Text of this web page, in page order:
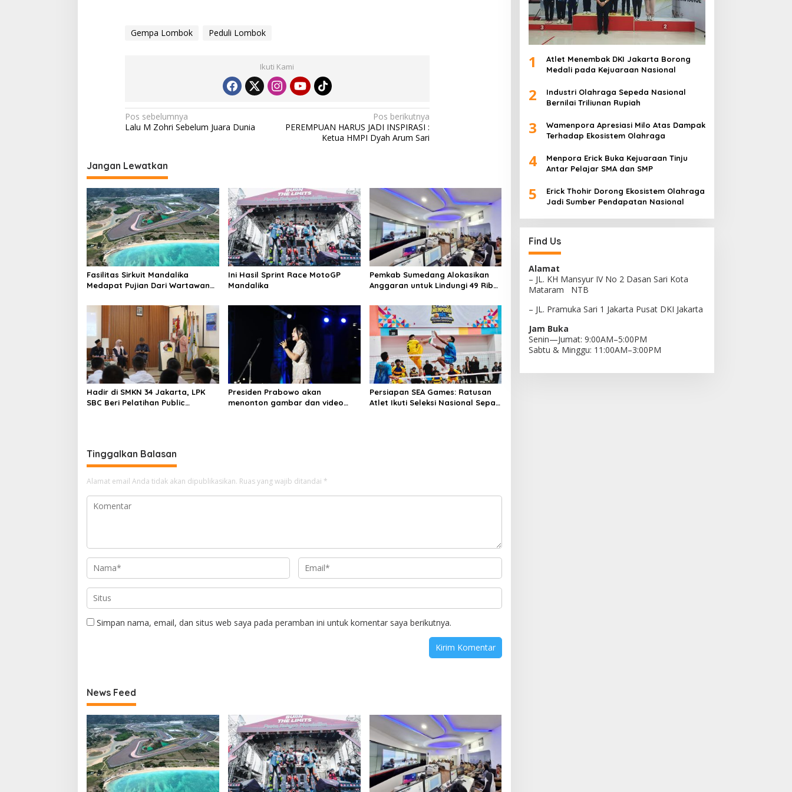
Gempa Lombok Peduli Lombok
Ikuti Kami
Navigasi
pos
Pos sebelumnya
Lalu M Zohri Sebelum Juara Dunia
Pos berikutnya
PEREMPUAN HARUS JADI INSPIRASI :
Ketua HMPI Dyah Arum Sari
Jangan Lewatkan
Fasilitas Sirkuit Mandalika
Medapat Pujian Dari Wartawan
Ini Hasil Sprint Race MotoGP
Mandalika
Pemkab Sumedang Alokasikan
Anggaran untuk Lindungi 49 Ribu
Hadir di SMKN 34 Jakarta, LPK
SBC Beri Pelatihan Public
Presiden Prabowo akan
menonton gambar dan video
Persiapan SEA Games: Ratusan
Atlet Ikuti Seleksi Nasional Sepak
Tinggalkan Balasan
Alamat email Anda tidak akan dipublikasikan. Ruas yang wajib ditandai *
Simpan nama, email, dan situs web saya pada peramban ini untuk komentar saya berikutnya.
News Feed
1
Atlet Menembak DKI Jakarta Borong
Medali pada Kejuaraan Nasional
2
Industri Olahraga Sepeda Nasional
Bernilai Triliunan Rupiah
3
Wamenpora Apresiasi Milo Atas Dampak
Terhadap Ekosistem Olahraga
4
Menpora Erick Buka Kejuaraan Tinju
Antar Pelajar SMA dan SMP
5
Erick Thohir Dorong Ekosistem Olahraga
Jadi Sumber Pendapatan Nasional
Find Us
Alamat
– JL. KH Mansyur IV No 2 Dasan Sari Kota
Mataram NTB
– JL. Pramuka Sari 1 Jakarta Pusat DKI Jakarta
Jam Buka
Senin—Jumat: 9:00AM–5:00PM
Sabtu & Minggu: 11:00AM–3:00PM